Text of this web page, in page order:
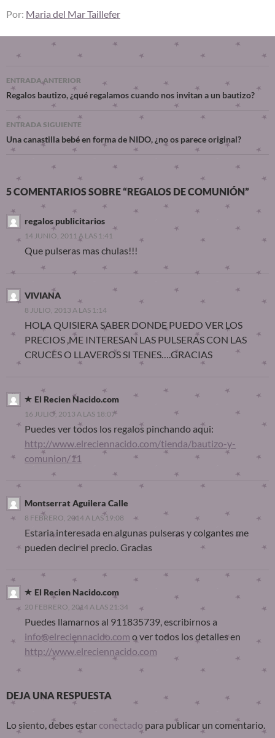
Por: Maria del Mar Taillefer
ENTRADA ANTERIOR
Regalos bautizo, ¿qué regalamos cuando nos invitan a un bautizo?
ENTRADA SIGUIENTE
Una canastilla bebé en forma de NIDO, ¿no os parece original?
5 COMENTARIOS SOBRE “REGALOS DE COMUNIÓN”
regalos publicitarios
14 JUNIO, 2011 A LAS 1:41
Que pulseras mas chulas!!!
VIVIANA
8 JULIO, 2013 A LAS 1:14
HOLA QUISIERA SABER DONDE PUEDO VER LOS
PRECIOS ,ME INTERESAN LAS PULSERAS CON LAS
CRUCES O LLAVEROS SI TENES….GRACIAS
El Recien Nacido.com
16 JULIO, 2013 A LAS 18:07
Puedes ver todos los regalos pinchando aqui:
http://www.elreciennacido.com/tienda/bautizo-y-
comunion/11
Montserrat Aguilera Calle
8 FEBRERO, 2014 A LAS 19:08
Estaria interesada en algunas pulseras y colgantes me
pueden decir el precio. Gracias
El Recien Nacido.com
20 FEBRERO, 2014 A LAS 21:34
Puedes llamarnos al 911835739, escribirnos a
info@elreciennacido.com o ver todos los detalles en
http://www.elreciennacido.com
DEJA UNA RESPUESTA
Lo siento, debes estar conectado para publicar un comentario.